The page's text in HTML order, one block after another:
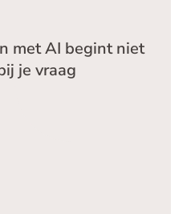
met AI begint niet
je vraag